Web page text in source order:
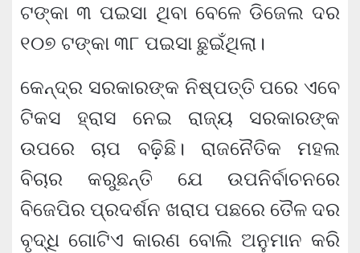
ଟଙ୍କା ୩ ପଇସା ଥିବା ବେଳେ ଡିଜେଲ ଦର
୧୦୭ ଟଙ୍କା ୩୮ ପଇସା ଛୁଇଁଥିଲା।
କେନ୍ଦ୍ର ସରକାରଙ୍କ ନିଷ୍ପତ୍ତି ପରେ ଏବେ
ଟିକସ ହ୍ରାସ ନେଇ ରାଜ୍ୟ ସରକାରଙ୍କ
ଉପରେ ଚାପ ବଢ଼ିଛି। ରାଜନୈତିକ ମହଲ
ବିଚାର କରୁଛନ୍ତି ଯେ ଉପନିର୍ବାଚନରେ
ବିଜେପିର ପ୍ରଦର୍ଶନ ଖରାପ ପଛରେ ତୈଳ ଦର
ବୃଦ୍ଧି ଗୋଟିଏ କାରଣ ବୋଲି ଅନୁମାନ କରି